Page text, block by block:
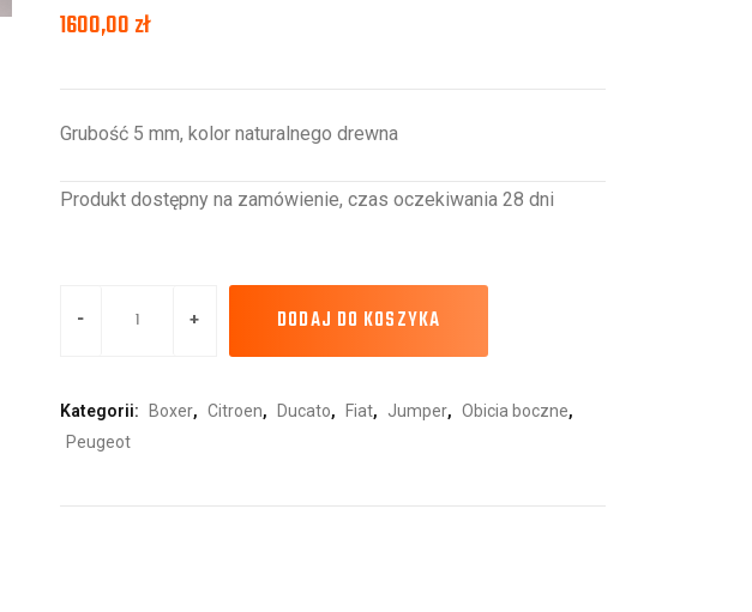
1600,00zł
Grubość 5 mm, kolor naturalnego drewna
Produkt dostępny na zamówienie, czas oczekiwania 28 dni
DODAJ DO KOSZYKA
Kategorii: Boxer, Citroen, Ducato, Fiat, Jumper, Obicia boczne,
Peugeot